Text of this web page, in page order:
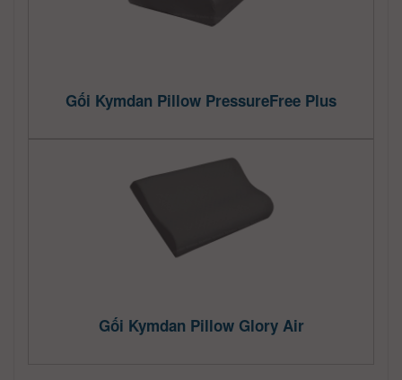
Gối Kymdan Pillow PressureFree Plus
Gối Kymdan Pillow Glory Air